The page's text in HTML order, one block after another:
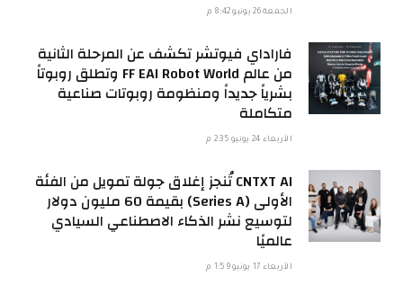
الجمعة 26 يونيو 8:42 م
فاراداي فيوتشر تكشف عن المرحلة الثانية
من عالم FF EAI Robot World وتطلق روبوتاً
بشرياً جديداً ومنظومة روبوتات صناعية
متكاملة
الأربعاء 24 يونيو 2:35 م
CNTXT AI تُنجز إغلاق جولة تمويل من الفئة
الأولى (Series A) بقيمة 60 مليون دولار
لتوسيع نشر الذكاء الاصطناعي السيادي
عالميًا
الأربعاء 17 يونيو 1:59 م